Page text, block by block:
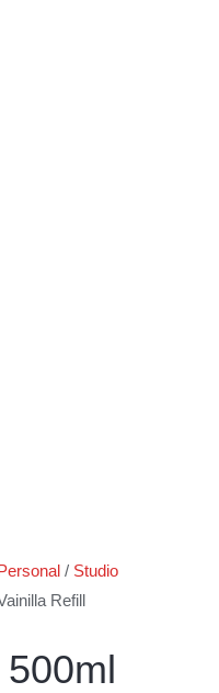
/ Studio
Refill